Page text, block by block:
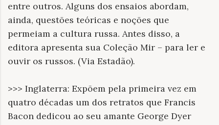
entre outros. Alguns dos ensaios abordam,
ainda, questões teóricas e noções que
permeiam a cultura russa. Antes disso, a
editora apresenta sua Coleção Mir – para ler e
ouvir os russos. (Via Estadão).
>>> Inglaterra: Expõem pela primeira vez em
quatro décadas um dos retratos que Francis
Bacon dedicou ao seu amante George Dyer